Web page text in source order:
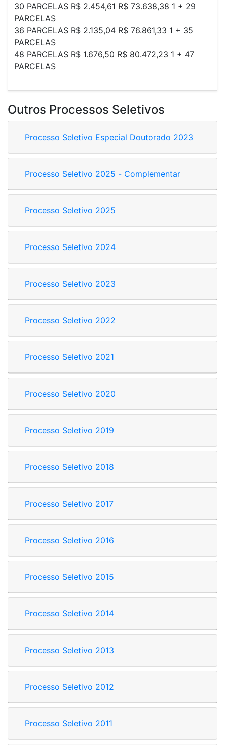
30 PARCELAS R$ 2.454,61 R$ 73.638,38 1 + 29
PARCELAS
36 PARCELAS R$ 2.135,04 R$ 76.861,33 1 + 35
PARCELAS
48 PARCELAS R$ 1.676,50 R$ 80.472,23 1 + 47
PARCELAS
Outros Processos Seletivos
Processo Seletivo Especial Doutorado 2023
Processo Seletivo 2025 - Complementar
Processo Seletivo 2025
Processo Seletivo 2024
Processo Seletivo 2023
Processo Seletivo 2022
Processo Seletivo 2021
Processo Seletivo 2020
Processo Seletivo 2019
Processo Seletivo 2018
Processo Seletivo 2017
Processo Seletivo 2016
Processo Seletivo 2015
Processo Seletivo 2014
Processo Seletivo 2013
Processo Seletivo 2012
Processo Seletivo 2011